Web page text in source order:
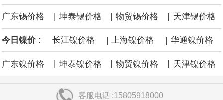
广东锡价格 坤泰锡价格 物贸锡价格 天津锡价格
今日镍价 : 长江镍价格 | 上海镍价格 | 华通镍价格
广东镍价格 | 坤泰镍价格 | 物贸镍价格 | 天津镍价格
客服电话 :15805918000